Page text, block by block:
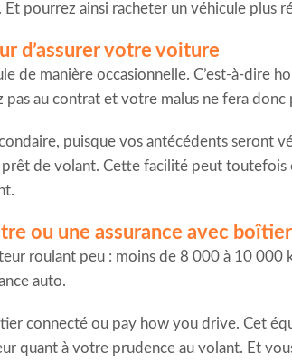
Et pourrez ainsi racheter un véhicule plus
d’assurer votre voiture
de manière occasionnelle. C’est-à-dire
au contrat et votre malus ne fera donc
puisque vos antécédents seront
de volant. Cette facilité peut toutefois
ou une assurance avec
roulant peu : moins de 8 000 à 10
auto.
connecté ou pay how you drive. Cet
quant à votre prudence au volant. Et